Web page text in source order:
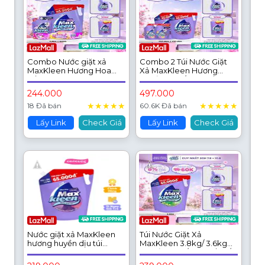
Combo Nước giặt xả
MaxKleen Hương Hoa
Nắng: 1 Túi 3.8kg + 1 Túi
600g
244.000
18 Đã bán ★★★★★
Lấy Link Check Giá
Combo 2 Túi Nước Giặt
Xả MaxKleen Hương
Huyền Diệu/ Hoa Nắng
3.8kg
497.000
60.6K Đã bán ★★★★★
Lấy Link Check Giá
Nước giặt xả MaxKleen
hương huyền dịu túi
3.8kg
Túi Nước Giặt Xả
MaxKleen 3.8kg/ 3.6kg
(Huyền Diệu/ Hoa Nắng/
Vườn Sớm Mai/ Thiên